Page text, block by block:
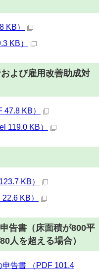
KB）
KB）
よび雇用改善助成対
KB）
119.0 KB）
KB）
KB）
告書（床面積が800平
人を超える場合）
告書 （PDF 101.4